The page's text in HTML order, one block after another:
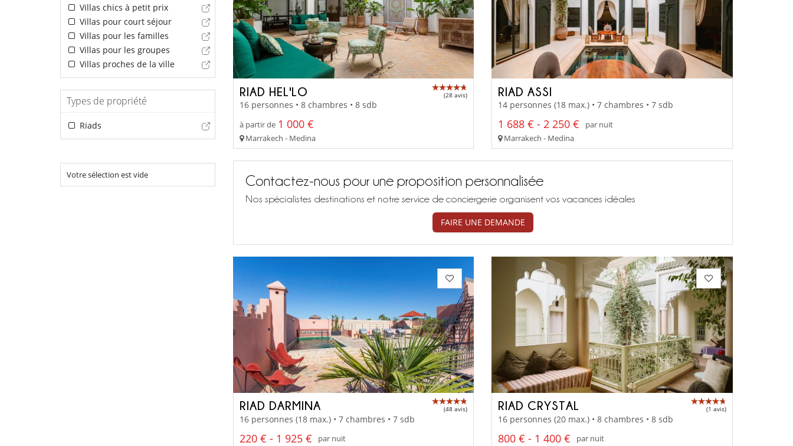
Villas chics à petit prix
Villas pour court séjour
Villas pour les familles
Villas pour les groupes
Villas proches de la ville
Types de propriété
Riads
Votre sélection est vide
RIAD HEL'LO (28 avis)
16 personnes • 8 chambres • 8 sdb
à partir de 1 000 €
Marrakech - Medina
RIAD ASSI
14 personnes (18 max.) • 7 chambres • 7 sdb
1 688 € - 2 250 €
par nuit
Marrakech - Medina
Contactez-nous pour une proposition personnalisée
Nos spécialistes destinations et notre service de conciergerie organisent vos vacances idéales
FAIRE UNE DEMANDE
RIAD DARMINA (48 avis)
16 personnes (18 max.) • 7 chambres • 7 sdb
220 € - 1 925 €
par nuit
RIAD CRYSTAL (1 avis)
16 personnes (20 max.) • 8 chambres • 8 sdb
800 € - 1 400 €
par nuit